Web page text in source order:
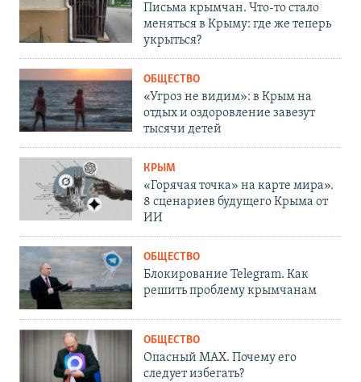
Письма крымчан. Что-то стало
меняться в Крыму: где же теперь
укрыться?
ОБЩЕСТВО
«Угроз не видим»: в Крым на
отдых и оздоровление завезут
тысячи детей
КРЫМ
«Горячая точка» на карте мира».
8 сценариев будущего Крыма от
ИИ
ОБЩЕСТВО
Блокирование Telegram. Как
решить проблему крымчанам
ОБЩЕСТВО
Опасный MAX. Почему его
следует избегать?